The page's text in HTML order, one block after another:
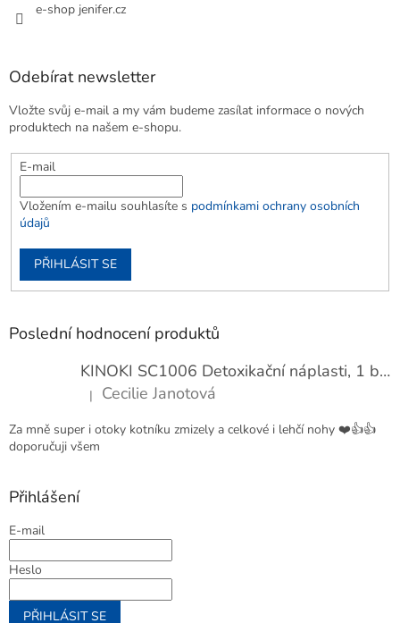
e-shop jenifer.cz
Odebírat newsletter
Vložte svůj e-mail a my vám budeme zasílat informace o nových
produktech na našem e-shopu.
E-mail
Vložením e-mailu souhlasíte s podmínkami ochrany osobních
údajů
PŘIHLÁSIT SE
Poslední hodnocení produktů
KINOKI SC1006 Detoxikační náplasti, 1 balení - 10 ks
Hodnocení produktu je 4 z 5 hvězdiček.
| Cecilie Janotová
Za mně super i otoky kotníku zmizely a celkové i lehčí nohy ❤️👍👍
doporučuji všem
Přihlášení
E-mail
Heslo
PŘIHLÁSIT SE